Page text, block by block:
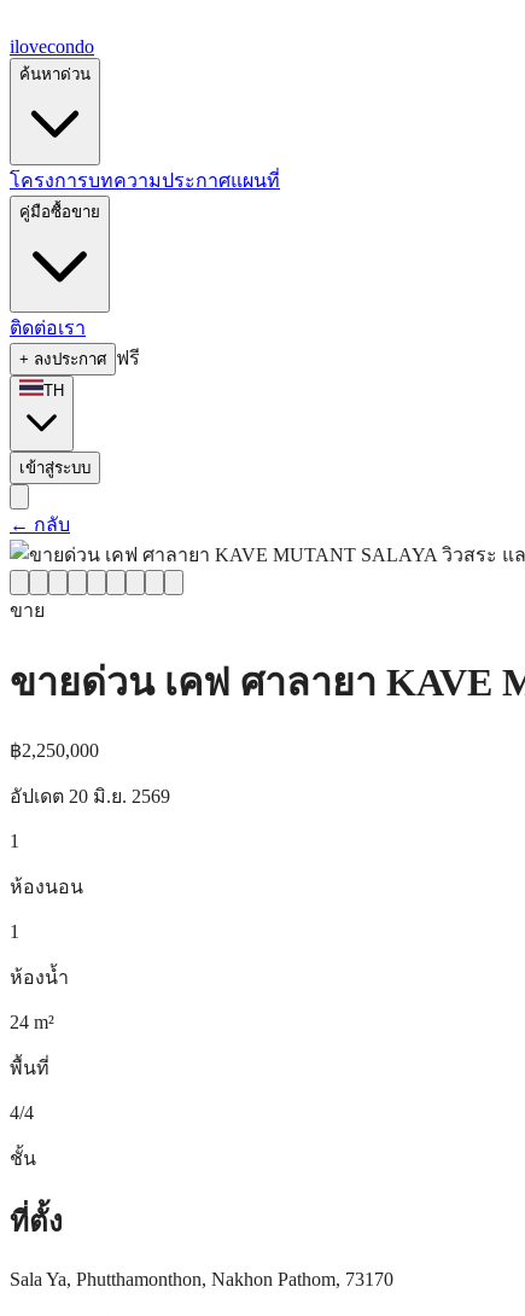
ilovecondo
ค้นหาด่วน
โครงการบทความประกาศแผนที่
คู่มือซื้อขาย
ติดต่อเรา
+ ลงประกาศ ฟรี
TH
เข้าสู่ระบบ
← กลับ
ขาย
ขายด่วน เคฟ ศาลายา KAVE
฿2,250,000
อัปเดต 20 มิ.ย. 2569
1
ห้องนอน
1
ห้องน้ำ
24 m²
พื้นที่
4/4
ชั้น
ที่ตั้ง
Sala Ya, Phutthamonthon, Nakhon Pathom, 73170